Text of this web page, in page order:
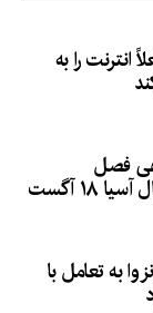
انترنت را به
فصل
۲۷-۲۰۲۶ کنفدراسیون فوتبال آسیا ۱۸ آگست
به تعامل با